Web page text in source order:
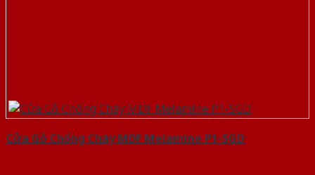
Cửa Gỗ Chống Cháy MDF Melamine P1-SGD